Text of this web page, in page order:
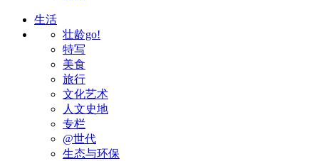
生活
壮龄go!
特写
美食
旅行
文化艺术
人文史地
专栏
@世代
生态与环保